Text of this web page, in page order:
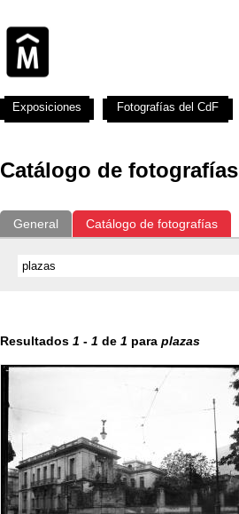
Catálogo de fotografías
General Catálogo de fotografías
Resultados 1 - 1 de 1 para plazas
Exposiciones Fotografías del CdF